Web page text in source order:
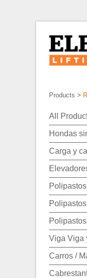
Products >
All
Hondas
Carga y
Viga Viga
Carros /